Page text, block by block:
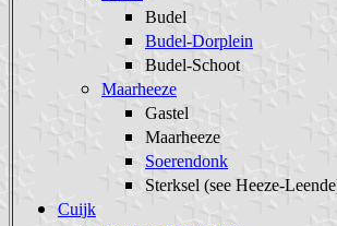
Budel
Budel-Dorplein
Budel-Schoot
Maarheeze
Gastel
Maarheeze
Soerendonk
Sterksel (see Heeze-
Cuijk